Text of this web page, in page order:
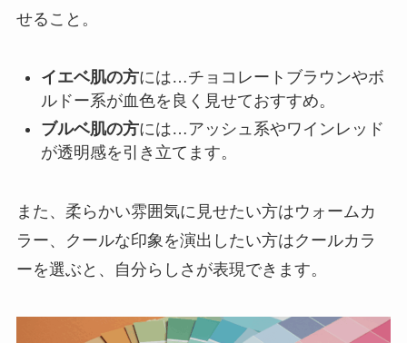
せること。
イエベ肌の方には…チョコレートブラウンやボ
ルドー系が血色を良く見せておすすめ。
ブルベ肌の方には…アッシュ系やワインレッド
が透明感を引き立てます。
また、柔らかい雰囲気に見せたい方はウォームカ
ラー、クールな印象を演出したい方はクールカラ
ーを選ぶと、自分らしさが表現できます。